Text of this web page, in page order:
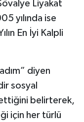
Liyakat
yılında ise
En İyi Kalpli
diyen
sosyal
belirterek,
için her türlü